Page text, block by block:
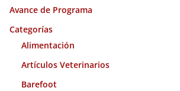
v
o
Avance de Programa
Categorías
Alimentación
Artículos Veterinarios
Barefoot